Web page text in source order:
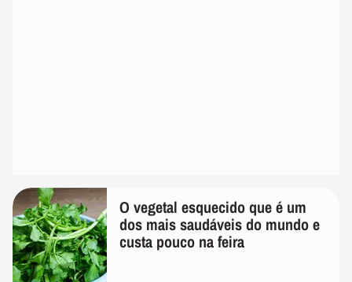
O vegetal esquecido que é um
dos mais saudáveis do mundo e
custa pouco na feira